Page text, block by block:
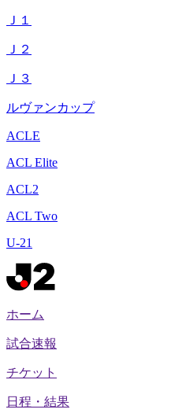
Ｊ１
Ｊ２
Ｊ３
ルヴァンカップ
ACLE
ACL Elite
ACL2
ACL Two
U-21
ホーム
試合速報
チケット
日程・結果